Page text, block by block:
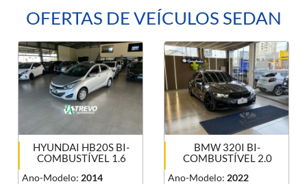
OFERTAS DE VEÍCULOS SEDAN
HYUNDAI HB20S BI-
COMBUSTÍVEL 1.6
Ano-Modelo: 2014
BMW 320I BI-
COMBUSTÍVEL 2.0
Ano-Modelo: 2022